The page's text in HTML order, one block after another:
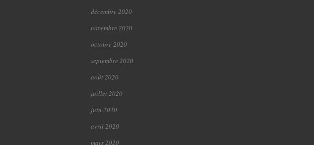
décembre 2020
novembre 2020
octobre 2020
septembre 2020
août 2020
juillet 2020
juin 2020
avril 2020
mars 2020